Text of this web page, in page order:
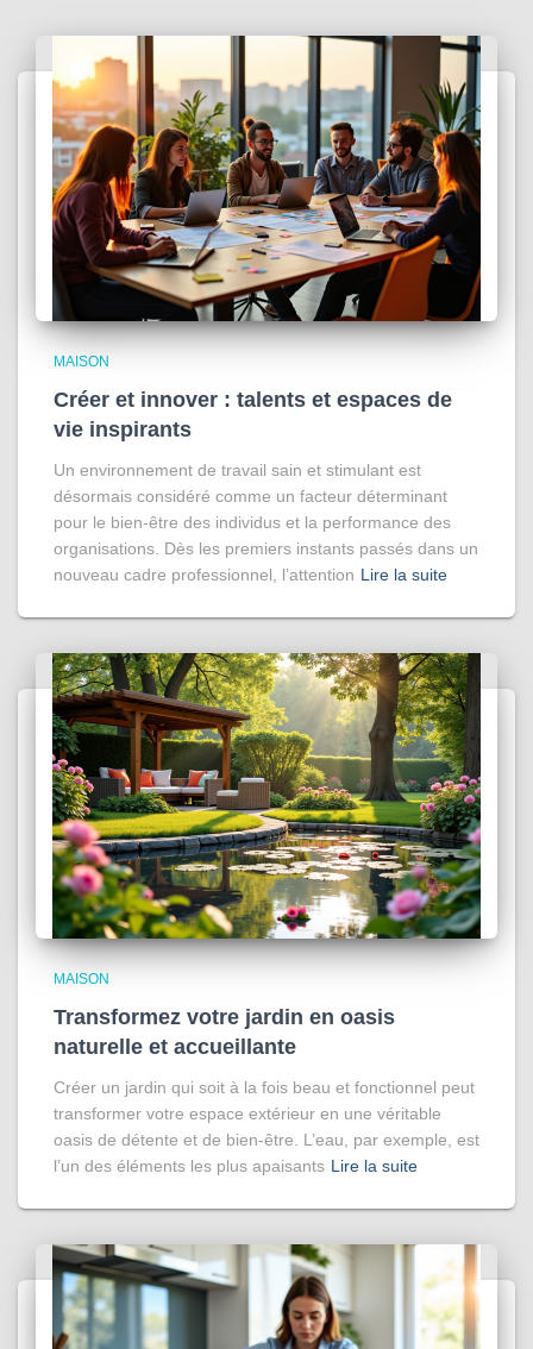
MAISON
Créer et innover : talents et espaces de
vie inspirants
Un environnement de travail sain et stimulant est
désormais considéré comme un facteur déterminant
pour le bien-être des individus et la performance des
organisations. Dès les premiers instants passés dans un
nouveau cadre professionnel, l’attention Lire la suite
MAISON
Transformez votre jardin en oasis
naturelle et accueillante
Créer un jardin qui soit à la fois beau et fonctionnel peut
transformer votre espace extérieur en une véritable
oasis de détente et de bien-être. L’eau, par exemple, est
l’un des éléments les plus apaisants Lire la suite